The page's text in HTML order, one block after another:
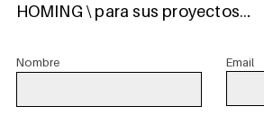
HOMING \ para sus proyectos…
Nombre Email